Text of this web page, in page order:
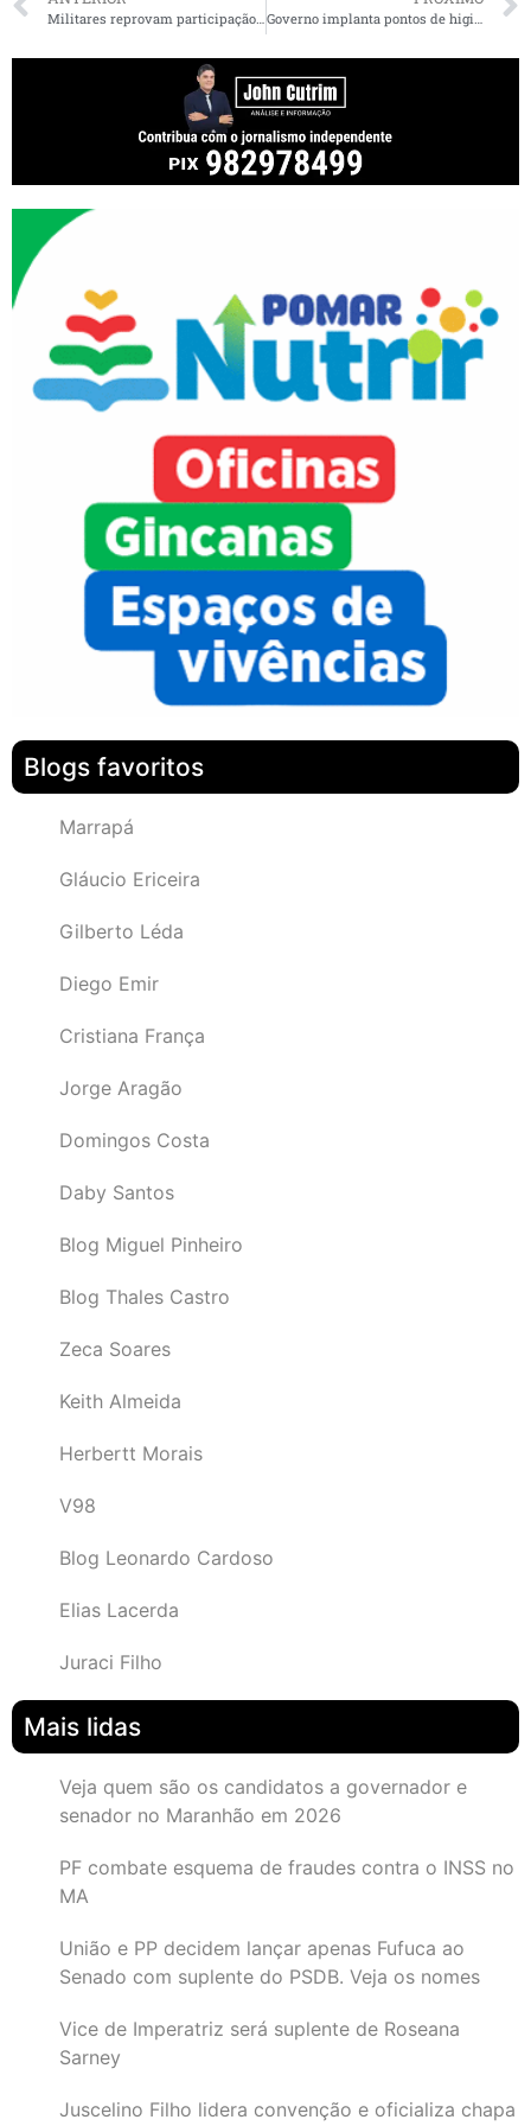
Militares reprovam participação de Bolsonaro em ato antidemocrático Governo implanta pontos de higienização em São Luís para prevenir propagação de Covid-19
Blogs favoritos
Marrapá
Gláucio Ericeira
Gilberto Léda
Diego Emir
Cristiana França
Jorge Aragão
Domingos Costa
Daby Santos
Blog Miguel Pinheiro
Blog Thales Castro
Zeca Soares
Keith Almeida
Herbertt Morais
V98
Blog Leonardo Cardoso
Elias Lacerda
Juraci Filho
Mais lidas
Veja quem são os candidatos a governador e
senador no Maranhão em 2026
PF combate esquema de fraudes contra o INSS no
MA
União e PP decidem lançar apenas Fufuca ao
Senado com suplente do PSDB. Veja os nomes
Vice de Imperatriz será suplente de Roseana
Sarney
Juscelino Filho lidera convenção e oficializa chapa